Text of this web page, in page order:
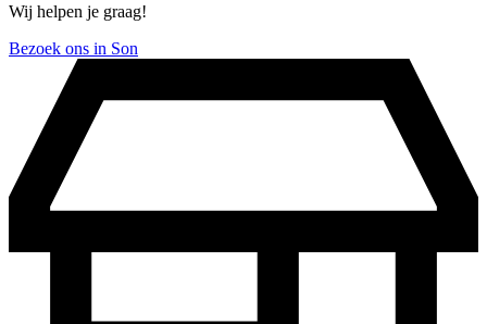
Wij helpen je graag!
Bezoek ons in Son